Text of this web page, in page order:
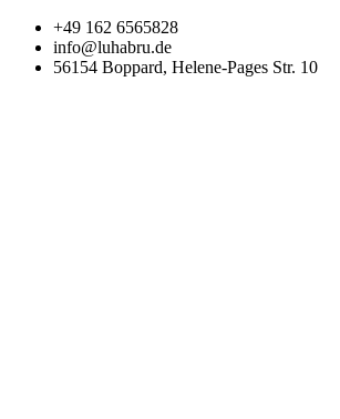
Zum
Inhalt
wechseln
+49 162 6565828
info@luhabru.de
56154 Boppard, Helene-Pages Str. 10